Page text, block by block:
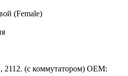
(Female)
2112. (с коммутатором) OEM: